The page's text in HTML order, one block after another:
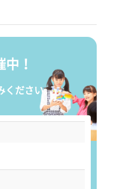
中！
ください。